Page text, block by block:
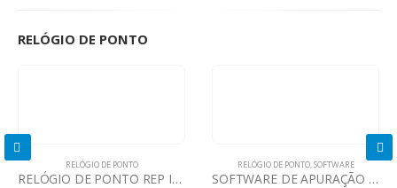
RELÓGIO DE PONTO
RELÓGIO DE PONTO
RELÓGIO DE PONTO REP IDCLASS
RELÓGIO DE PONTO,SOFTWARE
SOFTWARE DE APURAÇÃO DE PONTO RHID